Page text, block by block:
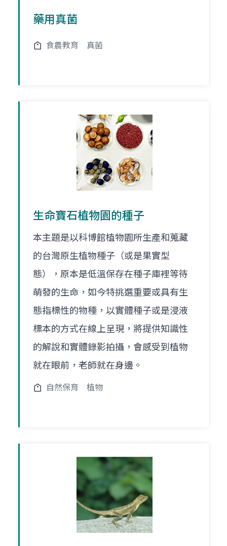
藥用真菌
食農教育 真菌
生命寶石植物園的種子
本主題是以科博館植物園所生產和蒐藏
的台灣原生植物種子（或是果實型
態），原本是低溫保存在種子庫裡等待
萌發的生命，如今特挑選重要或具有生
態指標性的物種，以實體種子或是浸液
標本的方式在線上呈現，將提供知識性
的解說和實體錄影拍攝，會感受到植物
就在眼前，老師就在身邊。
自然保育 植物